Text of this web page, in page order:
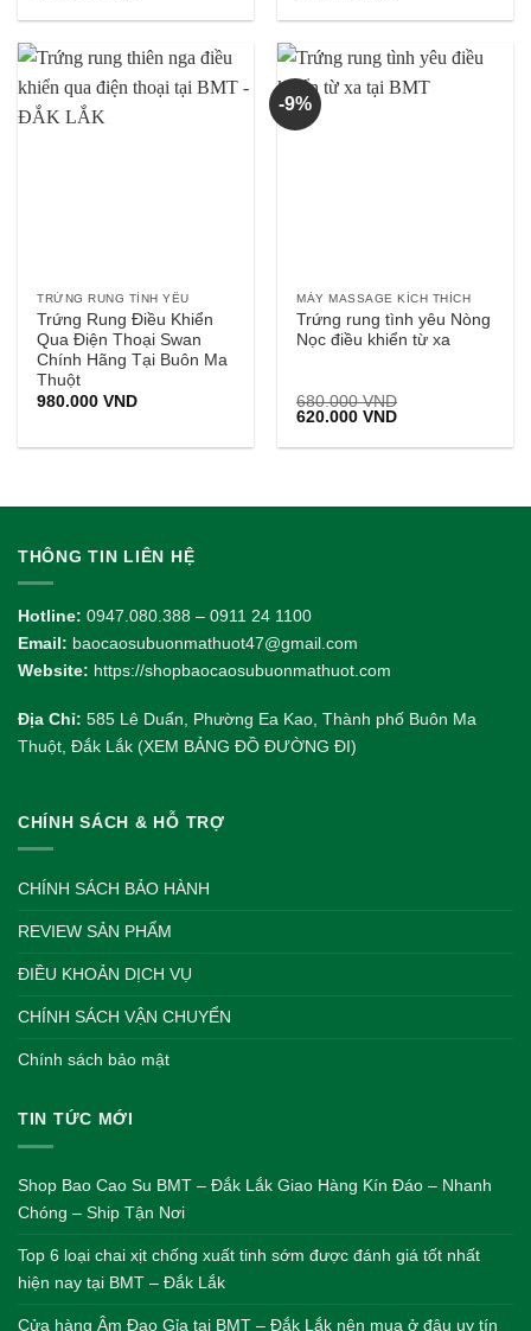
là:
tại
380.000 VND.
là:
tại
580.000 VND.
TRỨNG RUNG TÌNH YÊU
Trứng Rung Điều Khiển
Qua Điện Thoại Swan
Chính Hãng Tại Buôn Ma
Thuột
980.000VND
-9%
MÁY MASSAGE KÍCH THÍCH
Trứng rung tình yêu Nòng
Nọc điều khiển từ xa
680.000VND
Giá
là:
620.000VNDGiá
tại
THÔNG TIN LIÊN HỆ
Hotline: 0947.080.388 – 0911 24 1100
Email: baocaosubuonmathuot47@gmail.com
Website: https://shopbaocaosubuonmathuot.com
Địa Chỉ: 585 Lê Duẩn, Phường Ea Kao, Thành phố Buôn Ma
Thuột, Đắk Lắk (XEM BẢNG ĐỒ ĐƯỜNG ĐI)
CHÍNH SÁCH & HỖ TRỢ
CHÍNH SÁCH BẢO HÀNH
REVIEW SẢN PHẨM
ĐIỀU KHOẢN DỊCH VỤ
CHÍNH SÁCH VẬN CHUYỂN
Chính sách bảo mật
TIN TỨC MỚI
Shop Bao Cao Su BMT – Đắk Lắk Giao Hàng Kín Đáo – Nhanh
Chóng – Ship Tận Nơi
Top 6 loại chai xịt chống xuất tinh sớm được đánh giá tốt nhất
hiện nay tại BMT – Đắk Lắk
Cửa hàng Âm Đạo Gỉa tại BMT – Đắk Lắk nên mua ở đâu uy tín